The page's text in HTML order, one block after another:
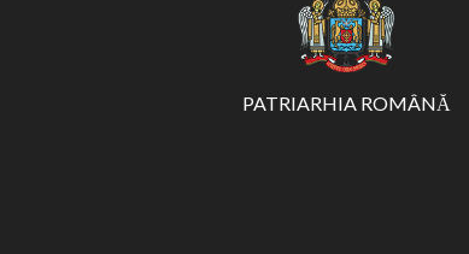
PATRIARHIA ROMÂNĂ